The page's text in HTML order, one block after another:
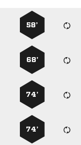
58’
68’
74’
74’